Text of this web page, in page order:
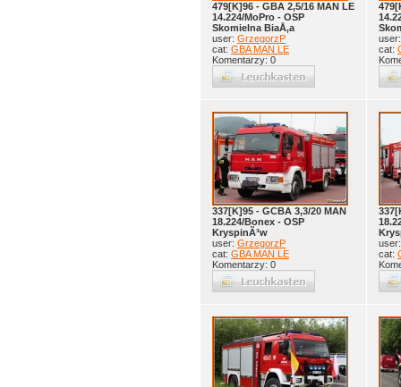
479[K]96 - GBA 2,5/16 MAN LE
14.224/MoPro - OSP
Skomielna BiaÅ‚a
user: GrzegorzP
cat: GBA MAN LE
Komentarzy: 0
cat:
337[K]95 - GCBA 3,3/20 MAN
18.224/Bonex - OSP
KryspinÃ³w
user: GrzegorzP
cat: GBA MAN LE
Komentarzy: 0
cat: